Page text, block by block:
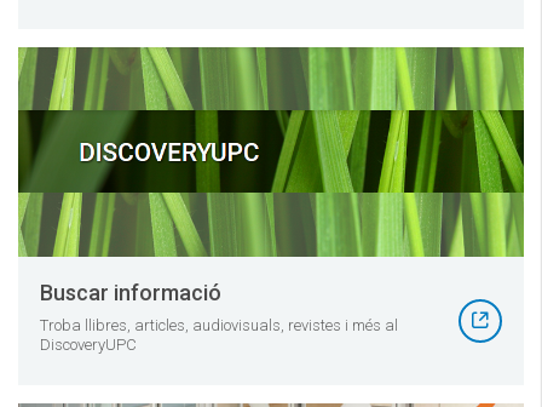
Buscar informació
Troba llibres, articles, audiovisuals, revistes i més al
DiscoveryUPC